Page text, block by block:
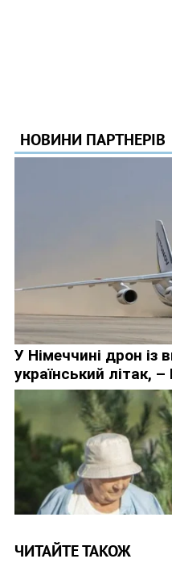
ЧИТАЙТЕ ТАКОЖ